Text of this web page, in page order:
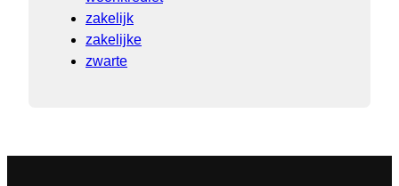
zakelijk
zakelijke
zwarte